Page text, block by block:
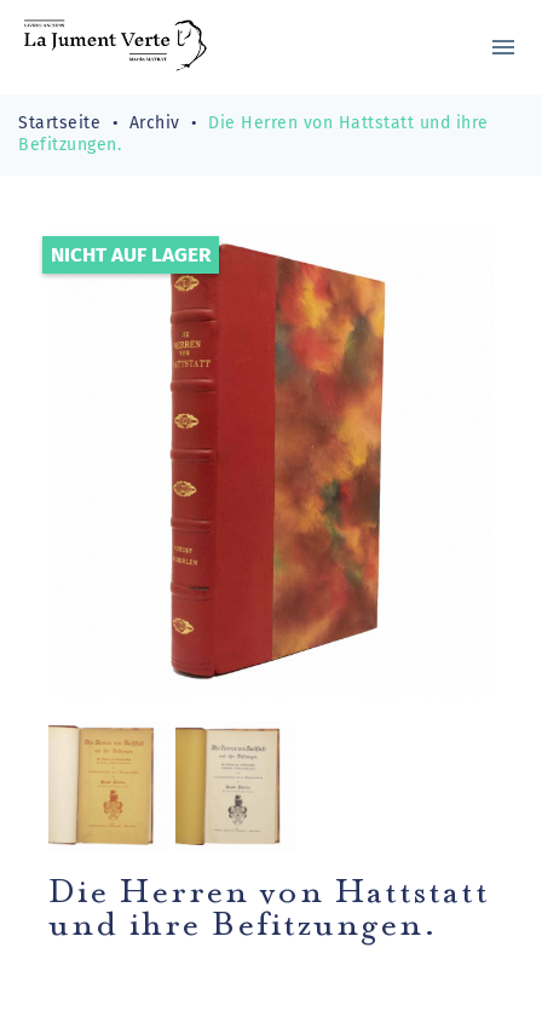
menu
Startseite Archiv
Die Herren von Hattstatt und ihre
Befitzungen.
NICHT AUF LAGER
Die Herren von Hattstatt
und ihre Befitzungen.